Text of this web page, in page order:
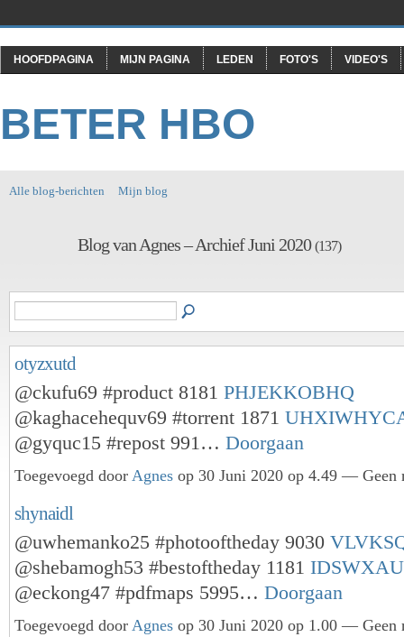
HOOFDPAGINA MIJN PAGINA LEDEN FOTO'S VIDEO'S
BETER HBO
Alle blog-berichten Mijn blog
Blog van Agnes – Archief Juni 2020(137)
otyzxutd
@ckufu69 #product 8181 PHJEKKOBHQ
@kaghacehequv69 #torrent 1871
@gyquc15 #repost 991… Doorgaan
Toegevoegd door Agnes op 30 Juni 2020 op 4.49 — Geen
shynaidl
@uwhemanko25 #photooftheday 9030
@shebamogh53 #bestoftheday 1181
@eckong47 #pdfmaps 5995… Doorgaan
Toegevoegd door Agnes op 30 Juni 2020 op 1.00 — Geen